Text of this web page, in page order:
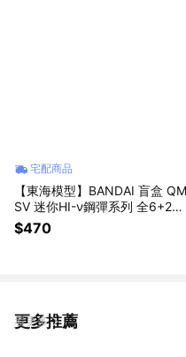
宅配商品
【東海模型】BANDAI 盲盒 QM
SV 迷你HI-ν鋼彈系列 全6+2種
一中盒8入(單售)
$470
更多推薦
看更多